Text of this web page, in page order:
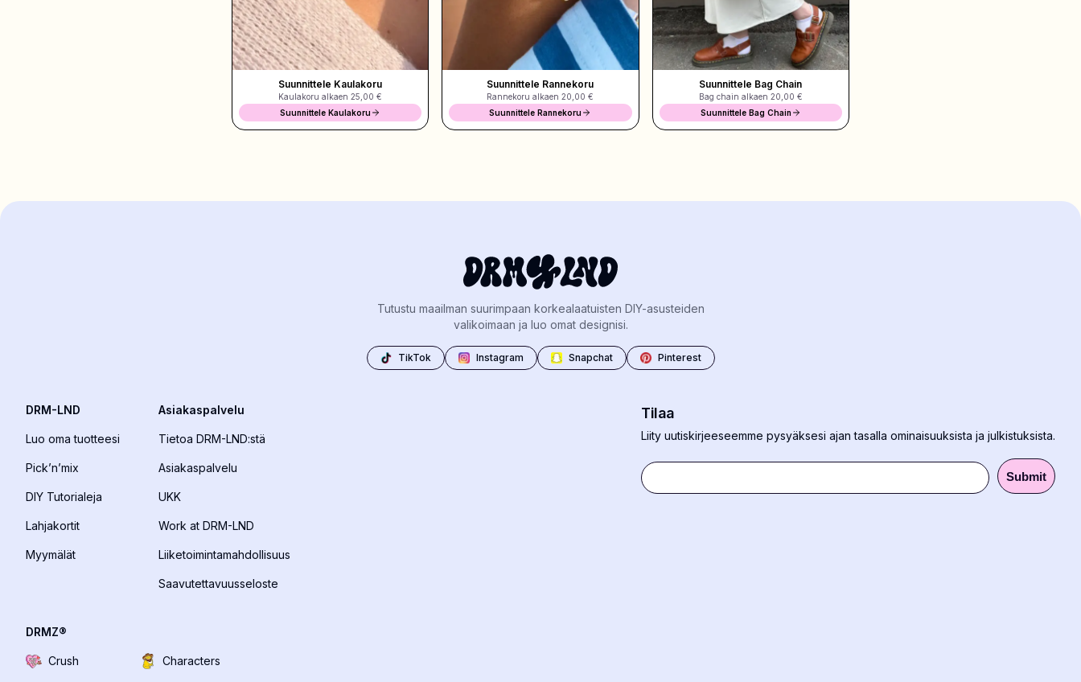
Suunnittele Kaulakoru
Kaulakoru alkaen 25,00 €
Suunnittele Kaulakoru
Suunnittele Rannekoru
Rannekoru alkaen 20,00 €
Suunnittele Rannekoru
Suunnittele Bag Chain
Bag chain alkaen 20,00 €
Suunnittele Bag Chain
Tutustu maailman suurimpaan korkealaatuisten DIY-asusteiden
valikoimaan ja luo omat designisi.
TikTok Instagram Snapchat Pinterest
DRM-LND
Luo oma tuotteesi
Pick’n’mix
DIY Tutorialeja
Lahjakortit
Myymälät
Asiakaspalvelu
Tietoa DRM-LND:stä
Asiakaspalvelu
UKK
Work at DRM-LND
Liiketoimintamahdollisuus
Saavutettavuusseloste
DRMZ®
Crush Characters
Tilaa
Liity uutiskirjeeseemme pysyäksesi ajan tasalla ominaisuuksista ja julkistuksista.
Submit